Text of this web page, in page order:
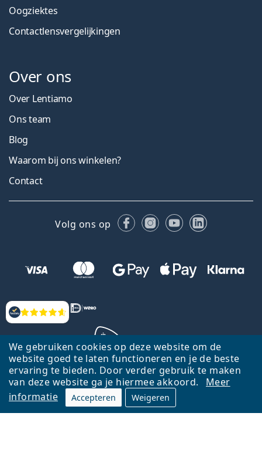
We gebruiken cookies op deze website om de
website goed te laten functioneren en je de beste
ervaring te bieden. Door verder gebruik te maken
van deze website ga je hiermee akkoord.
Meer
informatie
Accepteren Weigeren
Beoordelingen
Oogziektes
Contactlensvergelijkingen
Over ons
Over Lentiamo
Ons team
Blog
Waarom bij ons winkelen?
Contact
Volg ons op FacebookInstagram
YouTubeLinkedIn
Terug naar de homepagina
Ga omhoog
Lentiamo.nl is eigendom van en wordt beheerd door Lentiamo s.r.o.,
Tsjechië
Hier al 18 jaar voor jou.